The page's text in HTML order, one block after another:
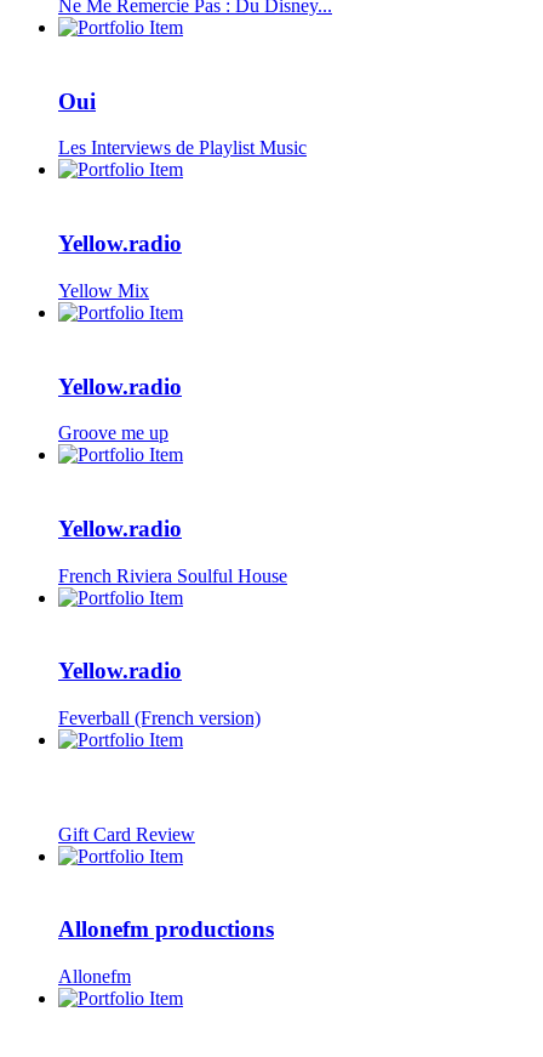
Ne Me Remercie Pas : Du Disney...
Oui
Les Interviews de Playlist Music
Yellow.radio
Yellow Mix
Yellow.radio
Groove me up
Yellow.radio
French Riviera Soulful House
Yellow.radio
Feverball (French version)
Gift Card Review
Allonefm productions
Allonefm